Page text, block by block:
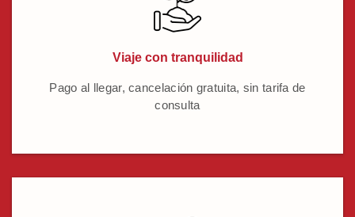
Viaje con tranquilidad
Pago al llegar, cancelación gratuita, sin tarifa de
consulta